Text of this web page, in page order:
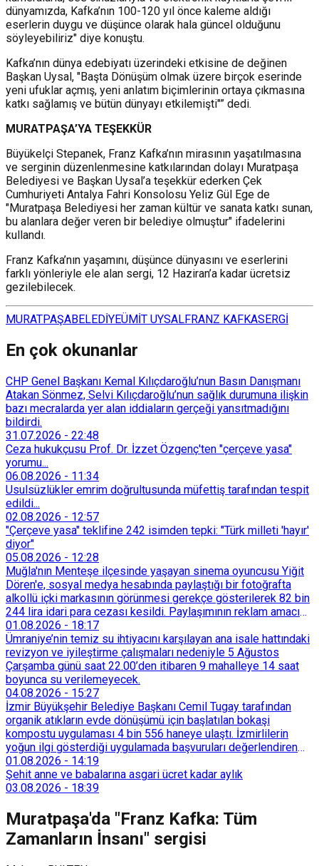
dünyamızda, Kafka’nın 100-120 yıl önce kaleme aldığı
eserlerin duygu ve düşünce olarak hala güncel olduğunu
söyleyebiliriz" diye konuştu.
Kafka’nın dünya edebiyatı üzerindeki etkisine de değinen
Başkan Uysal, "Başta Dönüşüm olmak üzere birçok eserinde
yeni ufuklar açmış, yeni anlatım biçimlerinin ortaya çıkmasına
katkı sağlamış ve bütün dünyayı etkilemişti"” dedi.
MURATPAŞA’YA TEŞEKKÜR
Büyükelçi Stepanek, Franz Kafka’nın mirasının yaşatılmasına
ve serginin düzenlenmesine katkılarından dolayı Muratpaşa
Belediyesi ve Başkan Uysal’a teşekkür ederken Çek
Cumhuriyeti Antalya Fahri Konsolosu Yeliz Gül Ege de
"Muratpaşa Belediyesi her zaman kültür ve sanata katkı sunan,
bu alanlara değer veren bir belediye olmuştur" ifadelerini
kullandı.
Franz Kafka’nın yaşamını, düşünce dünyasını ve eserlerini
farklı yönleriyle ele alan sergi, 12 Haziran’a kadar ücretsiz
gezilebilecek.
MURATPAŞABELEDİYEÜMİT UYSALFRANZ KAFKASERGİ
En çok okunanlar
CHP Genel Başkanı Kemal Kılıçdaroğlu’nun Basın Danışmanı
Atakan Sönmez, Selvi Kılıçdaroğlu’nun sağlık durumuna ilişkin
bazı mecralarda yer alan iddiaların gerçeği yansıtmadığını
bildirdi.
31.07.2026 - 22:48
Ceza hukukçusu Prof. Dr. İzzet Özgenç'ten "çerçeve yasa"
yorumu...
06.08.2026 - 11:34
Usulsüzlükler emrim doğrultusunda müfettiş tarafından tespit
edildi...
02.08.2026 - 12:57
"Çerçeve yasa" teklifine 242 isimden tepki: "Türk milleti 'hayır'
diyor"
05.08.2026 - 12:28
Muğla'nın Menteşe ilçesinde yaşayan sinema oyuncusu Yiğit
Dören'e, sosyal medya hesabında paylaştığı bir fotoğrafta
alkollü içki markasının görünmesi gerekçe gösterilerek 82 bin
244 lira idari para cezası kesildi. Paylaşımının reklam amacı
taşımadığını savunan Dören, cezanın iptali için yargıya
başvurdu.
01.08.2026 - 18:17
Ümraniye’nin temiz su ihtiyacını karşılayan ana isale hattındaki
revizyon ve iyileştirme çalışmaları nedeniyle 5 Ağustos
Çarşamba günü saat 22.00’den itibaren 9 mahalleye 14 saat
boyunca su verilemeyecek.
04.08.2026 - 15:27
İzmir Büyükşehir Belediye Başkanı Cemil Tugay tarafından
organik atıkların evde dönüşümü için başlatılan bokaşi
kompostu uygulaması 4 bin 556 haneye ulaştı. İzmirlilerin
yoğun ilgi gösterdiği uygulamada başvuruları değerlendiren
Tarımsal Hizmetler Dairesi Başkanlığı, farklı ilçelerde toplam
128 bokaşi kompost eğitimi düzenleyerek İzmirlileri
sürdürülebilir atık yönetimi sistemine dahil etti.
01.08.2026 - 14:19
Şehit anne ve babalarına asgari ücret kadar aylık
03.08.2026 - 18:39
Muratpaşa'da "Franz Kafka: Tüm
Zamanların İnsanı" sergisi